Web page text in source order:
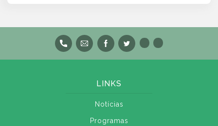
LINKS
Notícias
Programas